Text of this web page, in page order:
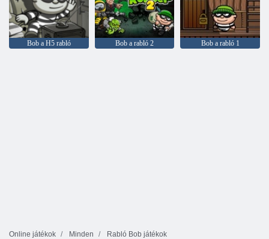
Bob a H5 rabló Bob a rabló 2 Bob a rabló 1
Online játékok Minden Rabló Bob játékok